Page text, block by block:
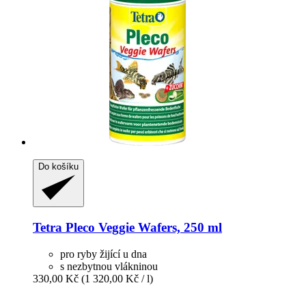
Do košíku
Tetra Pleco Veggie Wafers, 250 ml
pro ryby žijící u dna
s nezbytnou vlákninou
330,00 Kč (1 320,00 Kč / l)